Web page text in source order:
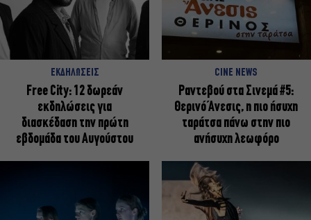
ΕΚΔΗΛΩΣΕΙΣ
Free City: 12 δωρεάν
εκδηλώσεις για
διασκέδαση την πρώτη
εβδομάδα του Αυγούστου
CINE NEWS
Ραντεβού στα Σινεμά #5:
Θερινό Άνεσις, η πιο ήσυχη
ταράτσα πάνω στην πιο
ανήσυχη λεωφόρο